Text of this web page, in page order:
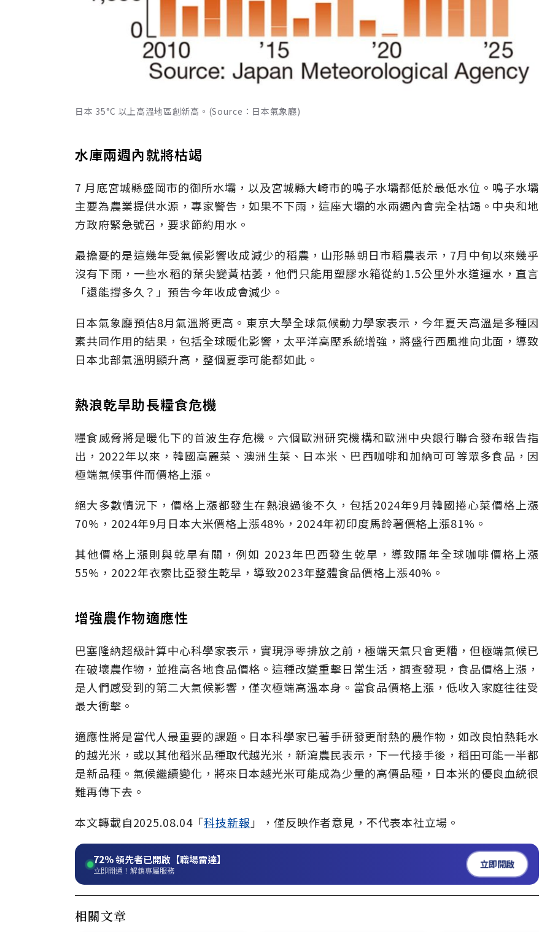
日本 35°C 以上高溫地區創新高。(Source：日本氣象廳)
水庫兩週內就將枯竭
7 月底宮城縣盛岡市的御所水壩，以及宮城縣大崎市的鳴子水壩都低於最低水位。鳴子水壩
主要為農業提供水源，專家警告，如果不下雨，這座大壩的水兩週內會完全枯竭。中央和地
方政府緊急號召，要求節約用水。
最擔憂的是這幾年受氣候影響收成減少的稻農，山形縣朝日市稻農表示，7月中旬以來幾乎
沒有下雨，一些水稻的葉尖變黃枯萎，他們只能用塑膠水箱從約1.5公里外水道運水，直言
「還能撐多久？」預告今年收成會減少。
日本氣象廳預估8月氣溫將更高。東京大學全球氣候動力學家表示，今年夏天高溫是多種因
素共同作用的結果，包括全球暖化影響，太平洋高壓系統增強，將盛行西風推向北面，導致
日本北部氣溫明顯升高，整個夏季可能都如此。
熱浪乾旱助長糧食危機
糧食威脅將是暖化下的首波生存危機。六個歐洲研究機構和歐洲中央銀行聯合發布報告指
出，2022年以來，韓國高麗菜、澳洲生菜、日本米、巴西咖啡和加納可可等眾多食品，因
極端氣候事件而價格上漲。
絕大多數情況下，價格上漲都發生在熱浪過後不久，包括2024年9月韓國捲心菜價格上漲
70%，2024年9月日本大米價格上漲48%，2024年初印度馬鈴薯價格上漲81%。
其他價格上漲則與乾旱有關，例如 2023年巴西發生乾旱，導致隔年全球咖啡價格上漲
55%，2022年衣索比亞發生乾旱，導致2023年整體食品價格上漲40%。
增強農作物適應性
巴塞隆納超級計算中心科學家表示，實現淨零排放之前，極端天氣只會更糟，但極端氣候已
在破壞農作物，並推高各地食品價格。這種改變重擊日常生活，調查發現，食品價格上漲，
是人們感受到的第二大氣候影響，僅次極端高溫本身。當食品價格上漲，低收入家庭往往受
最大衝擊。
適應性將是當代人最重要的課題。日本科學家已著手研發更耐熱的農作物，如改良怕熱耗水
的越光米，或以其他稻米品種取代越光米，新瀉農民表示，下一代接手後，稻田可能一半都
是新品種。氣候繼續變化，將來日本越光米可能成為少量的高價品種，日本米的優良血統很
難再傳下去。
本文轉載自2025.08.04「科技新報」，僅反映作者意見，不代表本社立場。
72%領先者已開啟【職場雷達】
立即開通！解鎖專屬服務
立即開啟
相關文章